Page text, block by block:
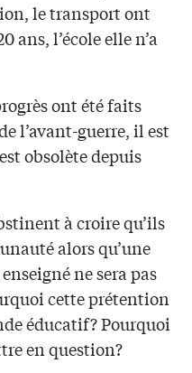
le transport ont
ans, l’école elle n’a
ont été faits
l’avant-guerre, il est
obsolète depuis
à croire qu’ils
alors qu’une
ne sera pas
cette prétention
éducatif? Pourquoi
en question?